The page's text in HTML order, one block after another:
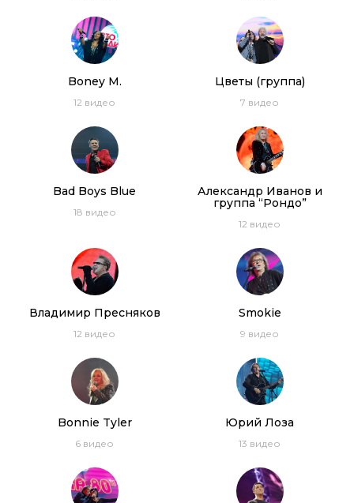
C.C. Catch, Bonnie Tyler, Samantha Fox, Pupo.
Дискотека 80-х 2017
Дискотека 80-х 2014 год
Boney M.
12 видео
Цветы (группа)
7 видео
Bad Boys Blue
18 видео
Александр Иванов и
группа “Рондо”
12 видео
Владимир Пресняков
12 видео
Smokie
9 видео
Bonnie Tyler
6 видео
Юрий Лоза
13 видео